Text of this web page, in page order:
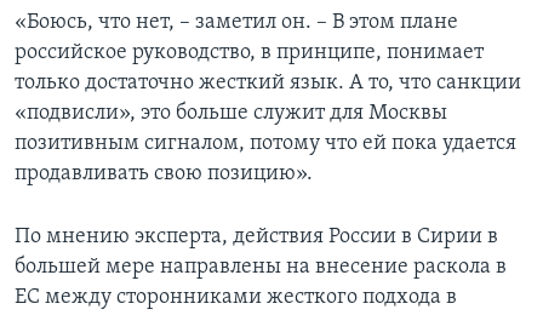
«Боюсь, что нет, – заметил он. – В этом плане
российское руководство, в принципе, понимает
только достаточно жесткий язык. А то, что санкции
«подвисли», это больше служит для Москвы
позитивным сигналом, потому что ей пока удается
продавливать свою позицию».
По мнению эксперта, действия России в Сирии в
большей мере направлены на внесение раскола в
ЕС между сторонниками жесткого подхода в